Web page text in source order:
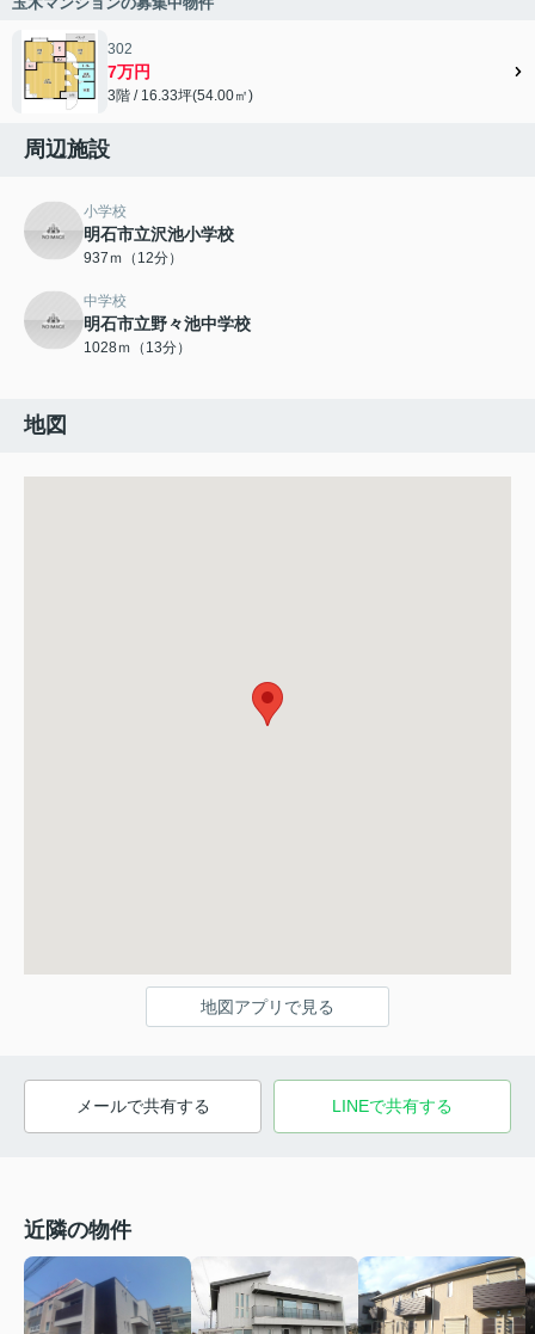
302
7万円
3階 / 16.33坪(54.00㎡)
周辺施設
小学校
明石市立沢池小学校
937ｍ（12分）
中学校
明石市立野々池中学校
1028ｍ（13分）
地図
地図アプリで見る
メールで共有する LINEで共有する
近隣の物件